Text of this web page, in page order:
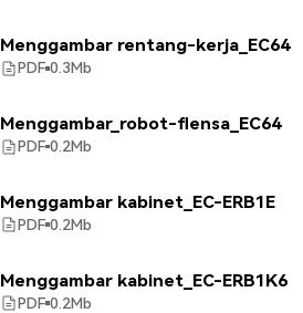
Menggambar rentang-kerja_EC64
PDF 0.3Mb
Menggambar_robot-flensa_EC64
PDF 0.2Mb
Menggambar kabinet_EC-ERB1E
PDF 0.2Mb
Menggambar kabinet_EC-ERB1K6
PDF 0.2Mb